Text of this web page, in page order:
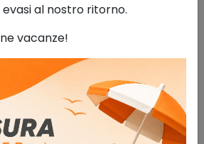
al nostro ritorno.
vacanze!